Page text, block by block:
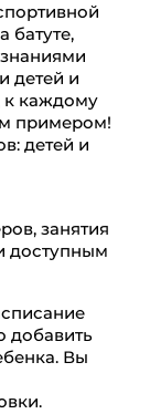
батуте,
детей и
к каждому
примером!
детей и
занятия
доступным
добавить
Вы